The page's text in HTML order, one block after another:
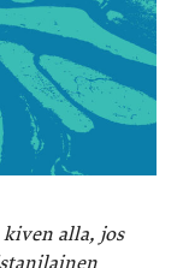
kiven alla, jos